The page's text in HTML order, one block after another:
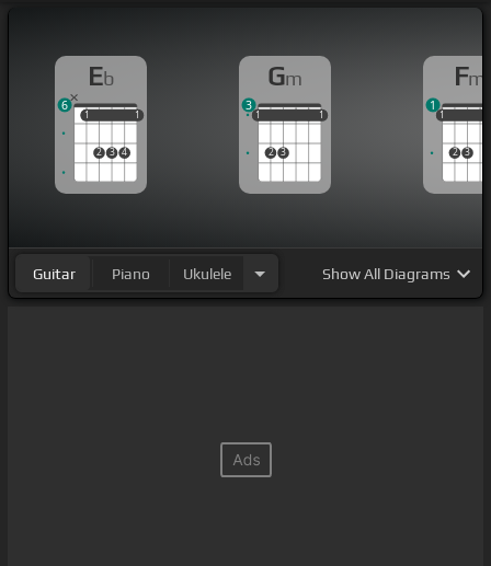
Eb
1
2 3 4
1
1 1
6
Gm
1
2 3
1
1 1
3
Fm
1
2 3
1
1
Guitar Piano Ukulele ShowAll Diagrams